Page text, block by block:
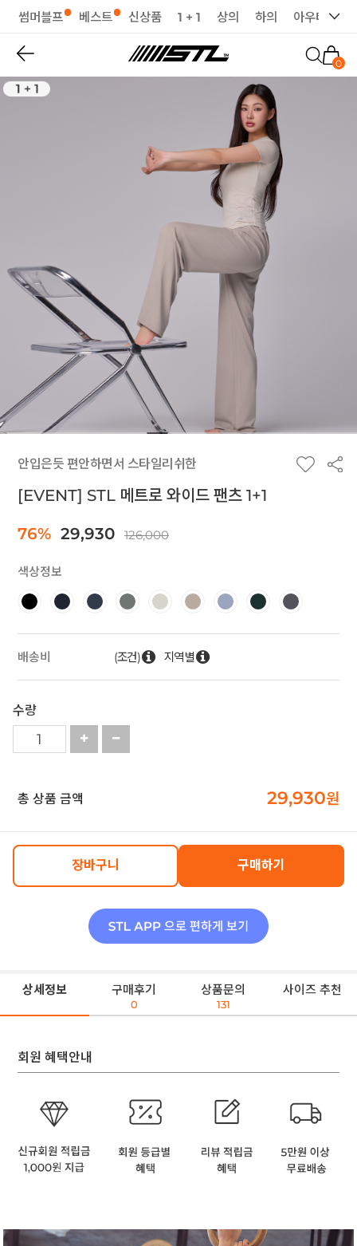
썸머블프 베스트 신상품 1 + 1 상의 하의 아우터
0
안입은듯 편안하면서 스타일리쉬한
[EVENT] STL 메트로 와이드 팬츠 1+1
76% 29,930 126,000
색상정보
배송비 (조건) 지역별
수량
총 상품 금액 29,930원
장바구니 구매하기
상세정보 구매후기
0
상품문의
131
사이즈 추천
회원 혜택안내